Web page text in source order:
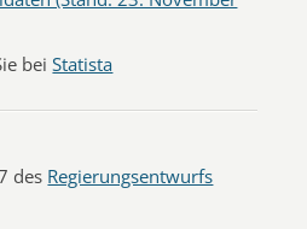
beiStatista
des Regierungsentwurfs